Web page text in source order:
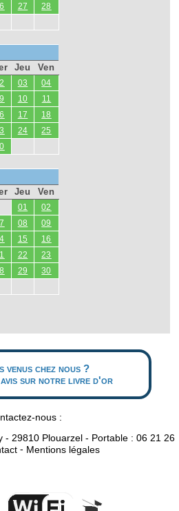
27
28
Jeu Ven
03
04
10
11
17
18
24
25
Jeu Ven
01
02
08
09
15
16
22
23
29
30
venus chez nous ?
sur notre livre d'or
nous :
- 29810 Plouarzel - Portable : 06 21 26
- Mentions légales